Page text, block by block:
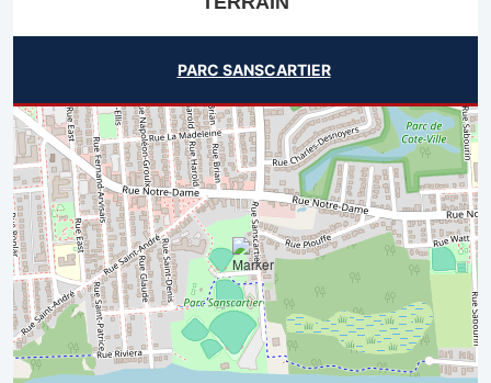
PARC SANSCARTIER